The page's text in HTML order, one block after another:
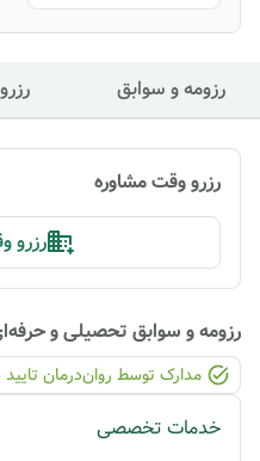
رزومه و سوابق
رزرو وقت مشاوره
رزرو
رزومه و سوابق تحصیلی و
مدارک توسط روان‌درمان
خدمات تخصصی